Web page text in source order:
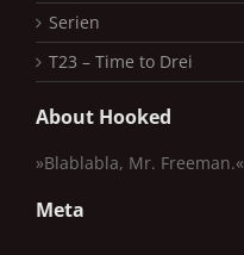
Serien
T23 – Time to Drei
About Hooked
»Blablabla, Mr. Freeman.«
Meta